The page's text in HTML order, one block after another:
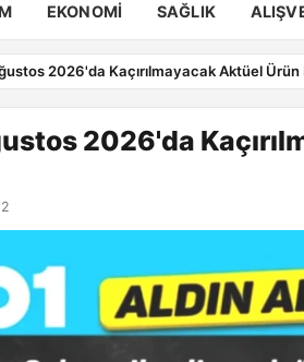
EKONOMI SAĞLIK
2026'da Kaçırılmayacak Aktüel Ürün
2026'da